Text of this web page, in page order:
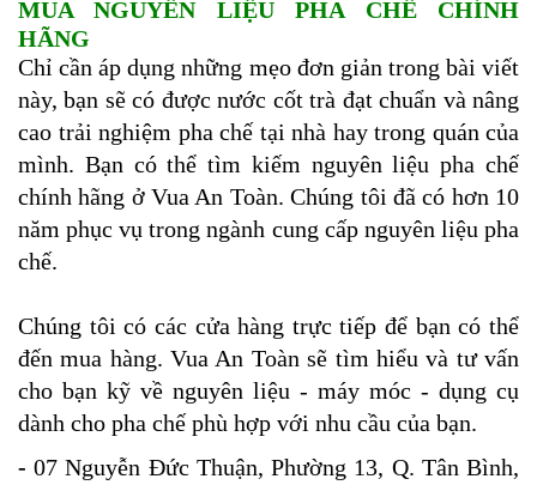
MUA NGUYÊN LIỆU PHA CHẾ CHÍNH
HÃNG
Chỉ cần áp dụng những mẹo đơn giản trong bài viết
này, bạn sẽ có được nước cốt trà đạt chuẩn và nâng
cao trải nghiệm pha chế tại nhà hay trong quán của
mình. Bạn có thể tìm kiếm nguyên liệu pha chế
chính hãng ở Vua An Toàn. Chúng tôi đã có hơn 10
năm phục vụ trong ngành cung cấp nguyên liệu pha
chế.
Chúng tôi có các cửa hàng trực tiếp để bạn có thể
đến mua hàng. Vua An Toàn sẽ tìm hiểu và tư vấn
cho bạn kỹ về nguyên liệu - máy móc - dụng cụ
dành cho pha chế phù hợp với nhu cầu của bạn.
- 07 Nguyễn Đức Thuận, Phường 13, Q. Tân Bình,